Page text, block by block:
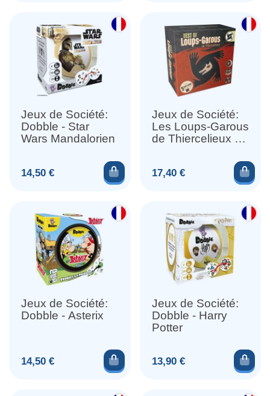
Jeux de Société:
Dobble - Star
Wars Mandalorien
Prix
14,50 € Ajouter au panier
Jeux de Société:
Les Loups-Garous
de Thiercelieux -
Prix
17,40 €
Jeux de Société:
Dobble - Asterix
Prix
14,50 € Ajouter au panier
Jeux de Société:
Dobble - Harry
Potter
Prix
13,90 €